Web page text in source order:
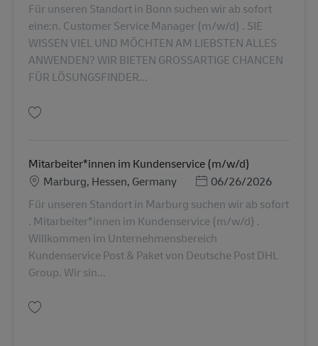
Für unseren Standort in Bonn suchen wir ab sofort
eine:n. Customer Service Manager (m/w/d) . SIE
WISSEN VIEL UND MÖCHTEN AM LIEBSTEN ALLES
ANWENDEN? WIR BIETEN GROSSARTIGE CHANCEN
FÜR LÖSUNGSFINDER...
Mitarbeiter*innen im Kundenservice (m/w/d)
SijaintiMarburg, Hessen, Germany Posted Date
06/26/2026
Für unseren Standort in Marburg suchen wir ab sofort
. Mitarbeiter*innen im Kundenservice (m/w/d) .
Willkommen im Unternehmensbereich
Kundenservice Post & Paket von Deutsche Post DHL
Group. Wir sin...